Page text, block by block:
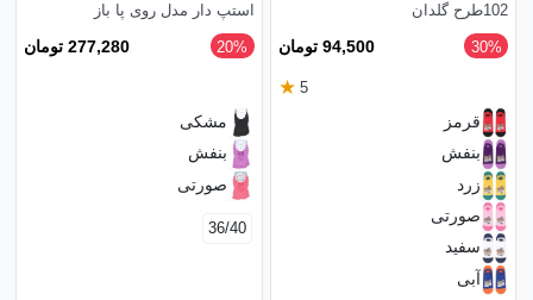
102طرح گلدان
‎30% 94,500 تومان
5
★
قرمز
بنفش
زرد
صورتی
سفید
آبی
استپ دار مدل روی پا باز
‎20% 277,280 تومان
مشکی
بنفش
صورتی
36/40